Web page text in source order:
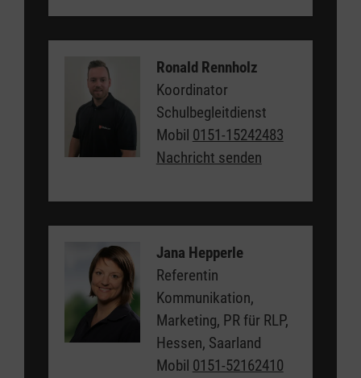
Ronald Rennholz
Koordinator
Schulbegleitdienst
Mobil 0151-15242483
Nachricht senden
Jana Hepperle
Referentin
Kommunikation,
Marketing, PR für RLP,
Hessen, Saarland
Mobil 0151-52162410